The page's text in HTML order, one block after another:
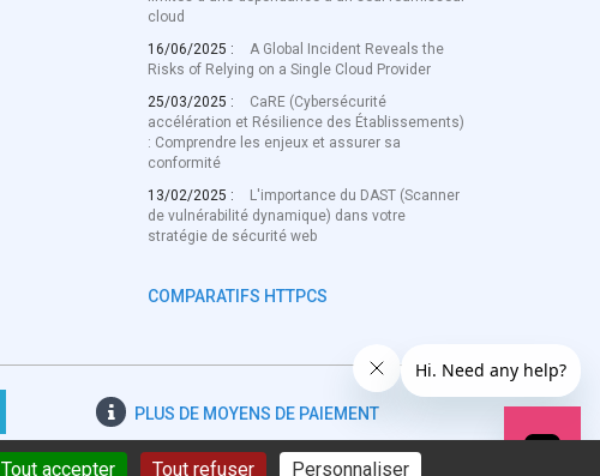
cloud
16/06/2025 :
A Global Incident Reveals the
Risks of Relying on a Single Cloud Provider
25/03/2025 :
CaRE (Cybersécurité
accélération et Résilience des Établissements)
: Comprendre les enjeux et assurer sa
conformité
13/02/2025 :
L'importance du DAST (Scanner
de vulnérabilité dynamique) dans votre
stratégie de sécurité web
COMPARATIFS HTTPCS
PLUS DE MOYENS DE PAIEMENT
Tout accepter Tout refuser Personnaliser